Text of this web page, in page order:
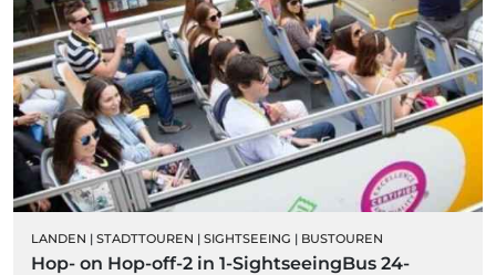
LANDEN | STADTTOUREN | SIGHTSEEING | BUSTOUREN
Hop- on Hop-off-2 in 1-SightseeingBus 24-